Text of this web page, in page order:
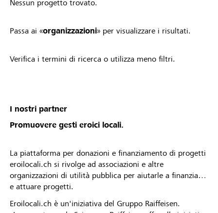
Nessun progetto trovato.
Passa ai «organizzazioni» per visualizzare i risultati.
Verifica i termini di ricerca o utilizza meno filtri.
I nostri partner
Promuovere gesti eroici locali.
La piattaforma per donazioni e finanziamento di progetti
eroilocali.ch si rivolge ad associazioni e altre
organizzazioni di utilità pubblica per aiutarle a finanziare
e attuare progetti.
Eroilocali.ch è un'iniziativa del Gruppo Raiffeisen.